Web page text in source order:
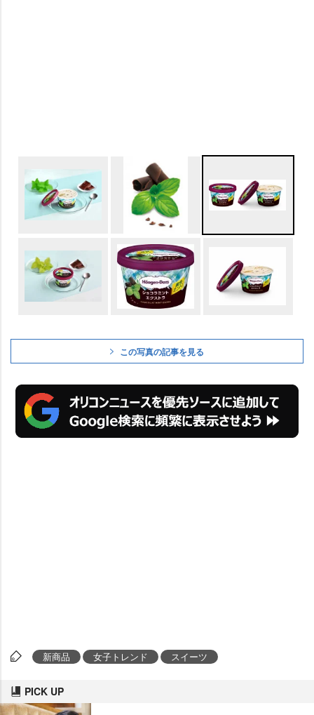
この写真の記事を見る
新商品 女子トレンド スイーツ
PICK UP